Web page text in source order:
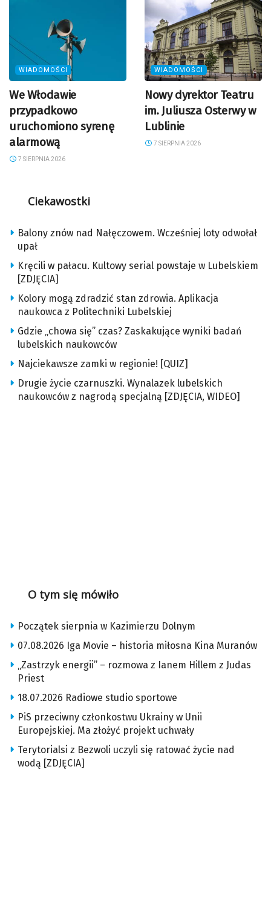
WIADOMOŚCI
We Włodawie
przypadkowo
uruchomiono syrenę
alarmową
7 SIERPNIA 2026
WIADOMOŚCI
Nowy dyrektor Teatru
im. Juliusza Osterwy w
Lublinie
7 SIERPNIA 2026
Ciekawostki
Balony znów nad Nałęczowem. Wcześniej loty odwołał
upał
Kręcili w pałacu. Kultowy serial powstaje w Lubelskiem
[ZDJĘCIA]
Kolory mogą zdradzić stan zdrowia. Aplikacja
naukowca z Politechniki Lubelskiej
Gdzie „chowa się” czas? Zaskakujące wyniki badań
lubelskich naukowców
Najciekawsze zamki w regionie! [QUIZ]
Drugie życie czarnuszki. Wynalazek lubelskich
naukowców z nagrodą specjalną [ZDJĘCIA, WIDEO]
O tym się mówiło
Początek sierpnia w Kazimierzu Dolnym
07.08.2026 Iga Movie – historia miłosna Kina Muranów
„Zastrzyk energii” – rozmowa z Ianem Hillem z Judas
Priest
18.07.2026 Radiowe studio sportowe
PiS przeciwny członkostwu Ukrainy w Unii
Europejskiej. Ma złożyć projekt uchwały
Terytorialsi z Bezwoli uczyli się ratować życie nad
wodą [ZDJĘCIA]